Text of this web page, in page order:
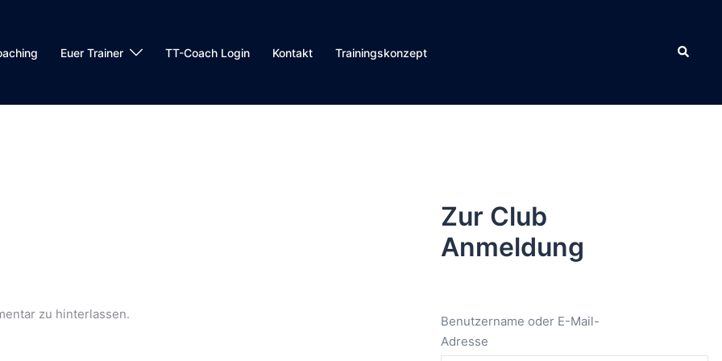
Euer Trainer TT-Coach Login Kontakt Trainingskonzept Suche
zu hinterlassen.
Zur Club
Anmeldung
Benutzername oder E-Mail-
Adresse